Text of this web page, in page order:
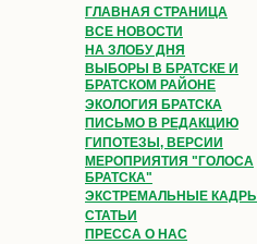
ГЛАВНАЯ СТРАНИЦА
ВСЕ НОВОСТИ
НА ЗЛОБУ ДНЯ
ВЫБОРЫ В БРАТСКЕ И
БРАТСКОМ РАЙОНЕ
ЭКОЛОГИЯ БРАТСКА
ПИСЬМО В РЕДАКЦИЮ
ГИПОТЕЗЫ, ВЕРСИИ
МЕРОПРИЯТИЯ "ГОЛОСА
БРАТСКА"
ЭКСТРЕМАЛЬНЫЕ КАДРЫ
СТАТЬИ
ПРЕССА О НАС